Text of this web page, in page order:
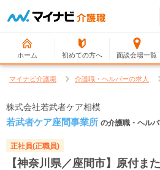
ホーム 初めての方へ 面談会場一覧
マイナビ介護職 介護職・ヘルパーの求人
株式会社若武者ケア相模
若武者ケア座間事業所 の介護職・ヘル
正社員(正職員)
【神奈川県／座間市】原付ま